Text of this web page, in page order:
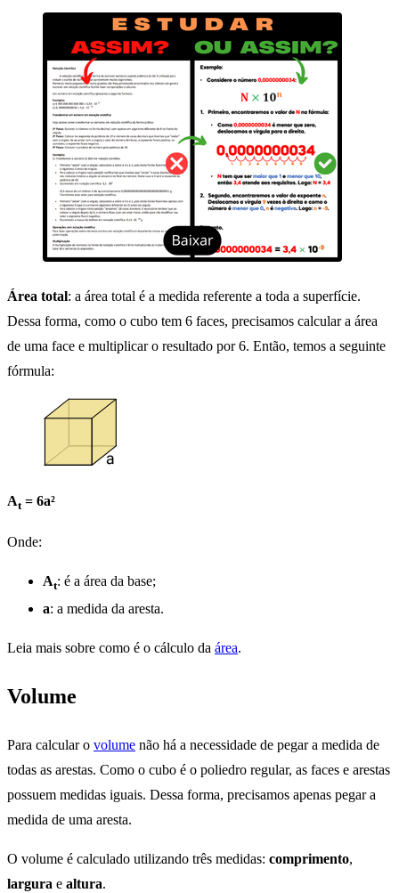
Área total: a área total é a medida referente a toda a superfície.
Dessa forma, como o cubo tem 6 faces, precisamos calcular a área
de uma face e multiplicar o resultado por 6. Então, temos a seguinte
fórmula:
At = 6a²
Onde:
At: é a área da base;
a: a medida da aresta.
Leia mais sobre como é o cálculo da área.
Volume
Para calcular o volume não há a necessidade de pegar a medida de
todas as arestas. Como o cubo é o poliedro regular, as faces e arestas
possuem medidas iguais. Dessa forma, precisamos apenas pegar a
medida de uma aresta.
O volume é calculado utilizando três medidas: comprimento,
largura e altura.